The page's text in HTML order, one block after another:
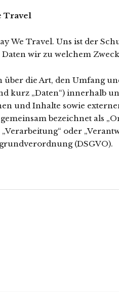
Travel
We Travel. Uns ist der
wir zu welchem
die Art, den Umfang
kurz „Daten“) innerhalb
und Inhalte sowie
bezeichnet als
oder
(DSGVO).